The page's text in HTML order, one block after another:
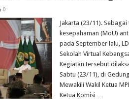
0
Jakarta (23/11).
kesepahaman (MoU)
pada September lalu,
Sekolah Virtual
Kegiatan tersebut
Sabtu (23/11), di
Mewakili Wakil Ketua
Ketua Komisi …